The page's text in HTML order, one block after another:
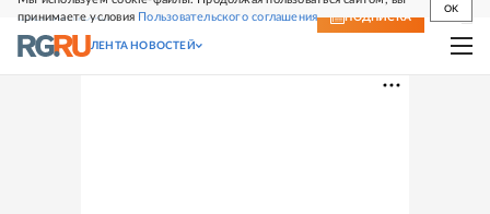
принимаете условия Пользовательского соглашения
OK
СВЕЖИЙ НОМЕР ПОДПИСКА
ЛЕНТА НОВОСТЕЙ